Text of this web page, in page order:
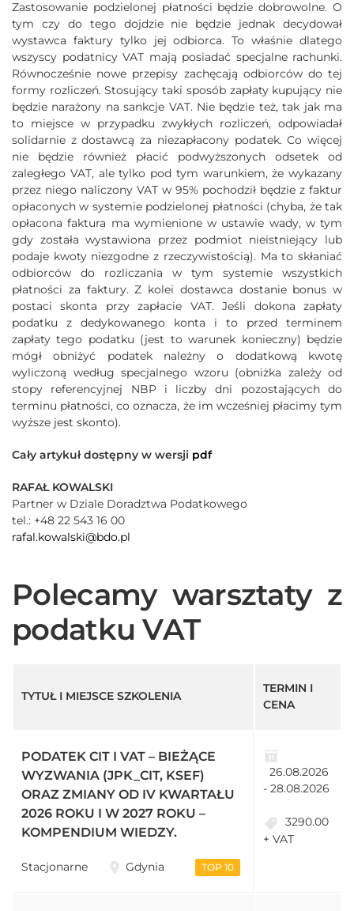
Zastosowanie podzielonej płatności będzie dobrowolne. O
tym czy do tego dojdzie nie będzie jednak decydował
wystawca faktury tylko jej odbiorca. To właśnie dlatego
wszyscy podatnicy VAT mają posiadać specjalne rachunki.
Równocześnie nowe przepisy zachęcają odbiorców do tej
formy rozliczeń. Stosujący taki sposób zapłaty kupujący nie
będzie narażony na sankcje VAT. Nie będzie też, tak jak ma
to miejsce w przypadku zwykłych rozliczeń, odpowiadał
solidarnie z dostawcą za niezapłacony podatek. Co więcej
nie będzie również płacić podwyższonych odsetek od
zaległego VAT, ale tylko pod tym warunkiem, że wykazany
przez niego naliczony VAT w 95% pochodził będzie z faktur
opłaconych w systemie podzielonej płatności (chyba, że tak
opłacona faktura ma wymienione w ustawie wady, w tym
gdy została wystawiona przez podmiot nieistniejący lub
podaje kwoty niezgodne z rzeczywistością). Ma to skłaniać
odbiorców do rozliczania w tym systemie wszystkich
płatności za faktury. Z kolei dostawca dostanie bonus w
postaci skonta przy zapłacie VAT. Jeśli dokona zapłaty
podatku z dedykowanego konta i to przed terminem
zapłaty tego podatku (jest to warunek konieczny) będzie
mógł obniżyć podatek należny o dodatkową kwotę
wyliczoną według specjalnego wzoru (obniżka zależy od
stopy referencyjnej NBP i liczby dni pozostających do
terminu płatności, co oznacza, że im wcześniej płacimy tym
wyższe jest skonto).
Cały artykuł dostępny w wersji pdf
RAFAŁ KOWALSKI
Partner w Dziale Doradztwa Podatkowego
tel.: +48 22 543 16 00
rafal.kowalski@bdo.pl
Polecamy warsztaty z
podatku VAT
TYTUŁ I MIEJSCE SZKOLENIA
TERMIN I
CENA
PODATEK CIT I VAT – BIEŻĄCE
WYZWANIA (JPK_CIT, KSEF)
ORAZ ZMIANY OD IV KWARTAŁU
2026 ROKU I W 2027 ROKU –
KOMPENDIUM WIEDZY.
Stacjonarne Gdynia TOP 10
26.08.2026
- 28.08.2026
3290.00
+ VAT